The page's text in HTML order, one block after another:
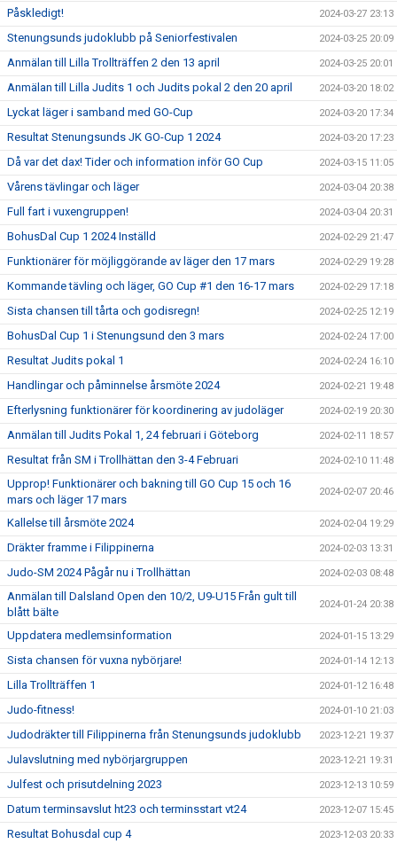
Påskledigt! 2024-03-27 23:13
Stenungsunds judoklubb på Seniorfestivalen 2024-03-25 20:09
Anmälan till Lilla Trollträffen 2 den 13 april 2024-03-25 20:01
Anmälan till Lilla Judits 1 och Judits pokal 2 den 20 april 2024-03-20 18:02
Lyckat läger i samband med GO-Cup 2024-03-20 17:34
Resultat Stenungsunds JK GO-Cup 1 2024 2024-03-20 17:23
Då var det dax! Tider och information inför GO Cup 2024-03-15 11:05
Vårens tävlingar och läger 2024-03-04 20:38
Full fart i vuxengruppen! 2024-03-04 20:31
BohusDal Cup 1 2024 Inställd 2024-02-29 21:47
Funktionärer för möjliggörande av läger den 17 mars 2024-02-29 19:28
Kommande tävling och läger, GO Cup #1 den 16-17 mars 2024-02-29 17:18
Sista chansen till tårta och godisregn! 2024-02-25 12:19
BohusDal Cup 1 i Stenungsund den 3 mars 2024-02-24 17:00
Resultat Judits pokal 1 2024-02-24 16:10
Handlingar och påminnelse årsmöte 2024 2024-02-21 19:48
Efterlysning funktionärer för koordinering av judoläger 2024-02-19 20:30
Anmälan till Judits Pokal 1, 24 februari i Göteborg 2024-02-11 18:57
Resultat från SM i Trollhättan den 3-4 Februari 2024-02-10 11:48
Upprop! Funktionärer och bakning till GO Cup 15 och 16
mars och läger 17 mars
2024-02-07 20:46
Kallelse till årsmöte 2024 2024-02-04 19:29
Dräkter framme i Filippinerna 2024-02-03 13:31
Judo-SM 2024 Pågår nu i Trollhättan 2024-02-03 08:48
Anmälan till Dalsland Open den 10/2, U9-U15 Från gult till
blått bälte
2024-01-24 20:38
Uppdatera medlemsinformation 2024-01-15 13:29
Sista chansen för vuxna nybörjare! 2024-01-14 12:13
Lilla Trollträffen 1 2024-01-12 16:48
Judo-fitness! 2024-01-10 21:03
Judodräkter till Filippinerna från Stenungsunds judoklubb 2023-12-21 19:37
Julavslutning med nybörjargruppen 2023-12-21 19:31
Julfest och prisutdelning 2023 2023-12-13 10:59
Datum terminsavslut ht23 och terminsstart vt24 2023-12-07 15:45
Resultat Bohusdal cup 4 2023-12-03 20:33